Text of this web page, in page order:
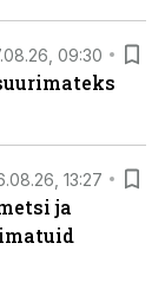
09:30
13:27
ja